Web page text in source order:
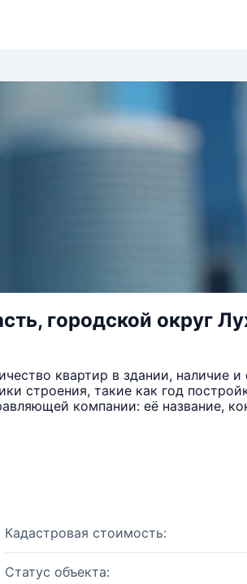
городской округ
квартир в здании, наличие и
строения, такие как год
компании: её название,
Кадастровая стоимость:
Статус объекта: